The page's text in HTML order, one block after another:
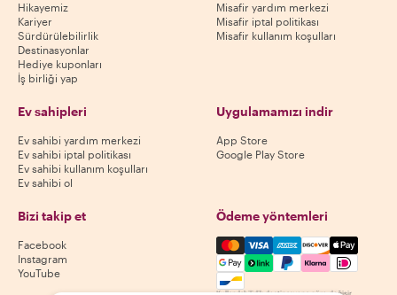
Hikayemiz
Kariyer
Sürdürülebilirlik
Destinasyonlar
Hediye kuponları
İş birliği yap
Misafir yardım merkezi
Misafir iptal politikası
Misafir kullanım koşulları
Ev sahipleri
Ev sahibi yardım merkezi
Ev sahibi iptal politikası
Ev sahibi kullanım koşulları
Ev sahibi ol
Uygulamamızı indir
App Store
Google Play Store
Bizi takip et
Facebook
Instagram
YouTube
Ödeme yöntemleri
Mastercard, Visa, Amex,